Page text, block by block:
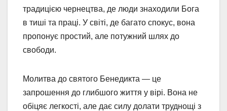
традицією чернецтва, де люди знаходили Бога
в тиші та праці. У світі, де багато спокус, вона
пропонує простий, але потужний шлях до
свободи.
Молитва до святого Бенедикта — це
запрошення до глибшого життя у вірі. Вона не
обіцяє легкості, але дає силу долати труднощі з